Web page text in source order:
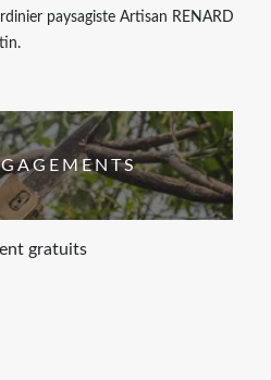
paysagiste Artisan RENARD
gratuits